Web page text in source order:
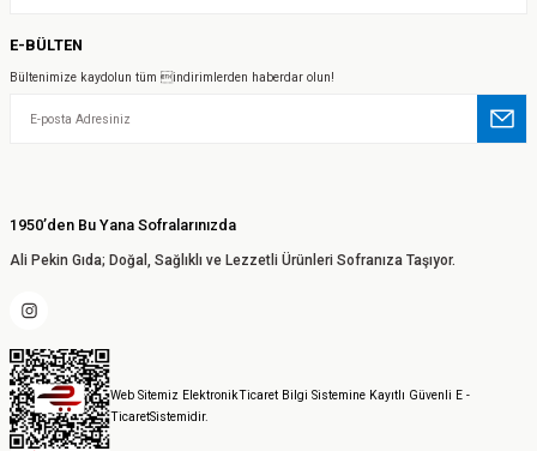
1950’den Bu Yana Sofralarınızda
Ali Pekin Gıda; Doğal, Sağlıklı ve Lezzetli Ürünleri Sofranıza Taşıyor.
Web Sitemiz ElektronikTicaret Bilgi Sistemine Kayıtlı Güvenli E -
TicaretSistemidir.
E-BÜLTEN
Bültenimize kaydolun tüm indirimlerden haberdar olun!